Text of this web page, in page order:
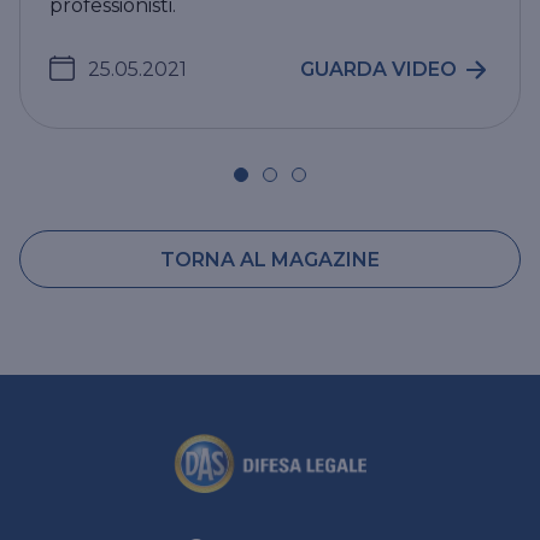
professionisti.
25.05.2021 GUARDA VIDEO
TORNA AL MAGAZINE